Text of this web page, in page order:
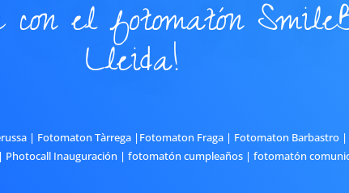
el fotomatón
Lleida!
| Fotomaton Tàrrega| Fotomaton Fraga| Fotomaton Barbastro|
Photocall Inauguración | fotomatón cumpleaños| fotomatón